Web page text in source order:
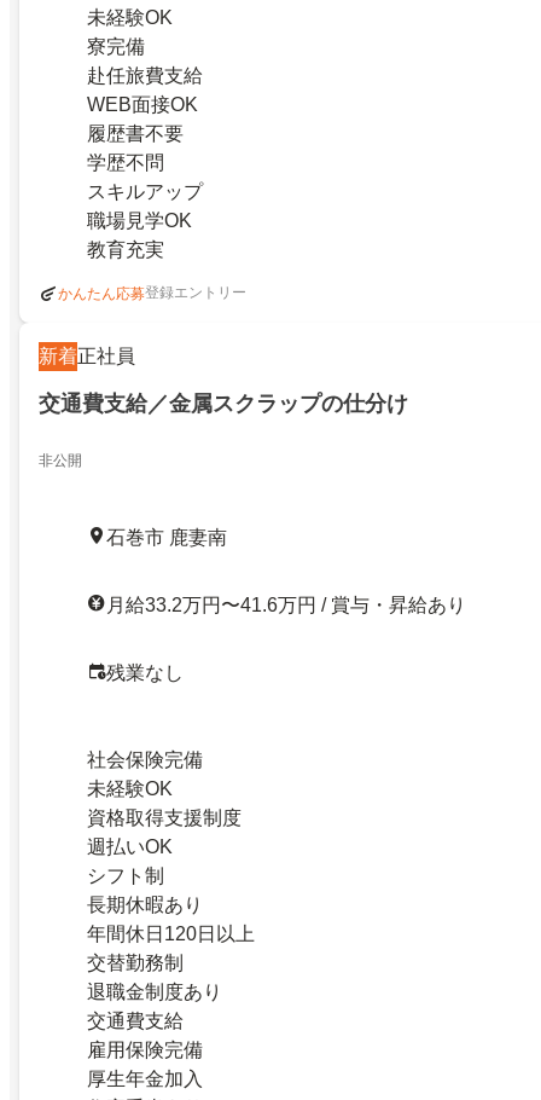
未経験OK
寮完備
赴任旅費支給
WEB面接OK
履歴書不要
学歴不問
スキルアップ
職場見学OK
教育充実
かんたん応募登録エントリー
新着正社員
交通費支給／金属スクラップの仕分け
非公開
石巻市 鹿妻南
月給33.2万円〜41.6万円 / 賞与・昇給あり
残業なし
社会保険完備
未経験OK
資格取得支援制度
週払いOK
シフト制
長期休暇あり
年間休日120日以上
交替勤務制
退職金制度あり
交通費支給
雇用保険完備
厚生年金加入